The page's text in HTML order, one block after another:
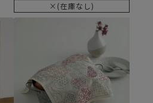
×(在庫なし)